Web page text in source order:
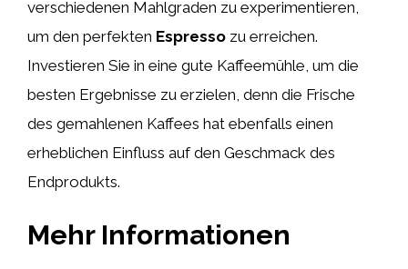
verschiedenen Mahlgraden zu experimentieren,
um den perfekten Espresso zu erreichen.
Investieren Sie in eine gute Kaffeemühle, um die
besten Ergebnisse zu erzielen, denn die Frische
des gemahlenen Kaffees hat ebenfalls einen
erheblichen Einfluss auf den Geschmack des
Endprodukts.
Mehr Informationen